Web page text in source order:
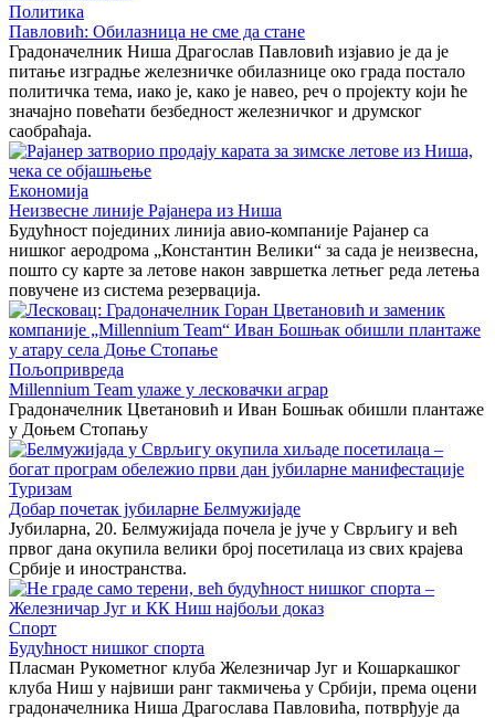
Политика
Павловић: Обилазница не сме да стане
Градоначелник Ниша Драгослав Павловић изјавио је да је
питање изградње железничке обилазнице око града постало
политичка тема, иако је, како је навео, реч о пројекту који ће
значајно повећати безбедност железничког и друмског
саобраћаја.
Економија
Неизвесне линије Рајанера из Ниша
Будућност појединих линија авио-компаније Рајанер са
нишког аеродрома „Константин Велики“ за сада је неизвесна,
пошто су карте за летове након завршетка летњег реда летења
повучене из система резервација.
Пољопривреда
Millennium Team улаже у лесковачки аграр
Градоначелник Цветановић и Иван Бошњак обишли плантаже
у Доњем Стопању
Туризам
Добар почетак јубиларне Белмужијаде
Јубиларна, 20. Белмужијада почела је јуче у Сврљигу и већ
првог дана окупила велики број посетилаца из свих крајева
Србије и иностранства.
Спорт
Будућност нишког спорта
Пласман Рукометног клуба Железничар Југ и Кошаркашког
клуба Ниш у највиши ранг такмичења у Србији, према оцени
градоначелника Ниша Драгослава Павловића, потврђује да